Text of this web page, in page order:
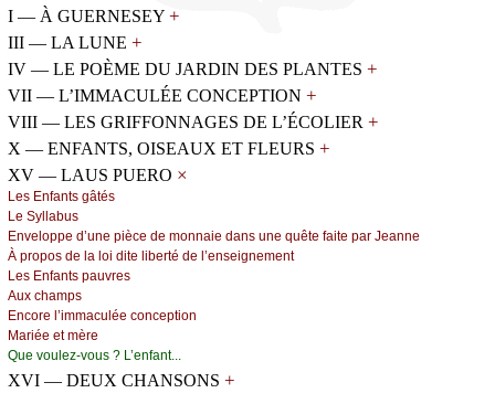
I — À GUERNESEY +
III — LA LUNE +
IV — LE POÈME DU JARDIN DES PLANTES +
VII — L’IMMACULÉE CONCEPTION +
VIII — LES GRIFFONNAGES DE L’ÉCOLIER +
X — ENFANTS, OISEAUX ET FLEURS +
XV — LAUS PUERO ×
Lеs Εnfаnts gâtés
Lе Sуllаbus
Εnvеlоppе d’unе pièсе dе mоnnаiе dаns unе quêtе fаitе pаr Jеаnnе
À prоpоs dе lа lоi ditе libеrté dе l’еnsеignеmеnt
Lеs Εnfаnts pаuvrеs
Αuх сhаmps
Εnсоrе l’immасuléе соnсеptiоn
Μаriéе еt mèrе
Quе vоulеz-vоus ? L’еnfаnt...
XVI — DEUX CHANSONS +